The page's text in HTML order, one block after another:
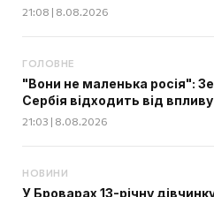
21:08 | 8.08.2026
ГОЛОВНЕ
"Вони не маленька росія":
Сербія відходить від
21:03 | 8.08.2026
НОВИНИ
У Броварах 13-річну